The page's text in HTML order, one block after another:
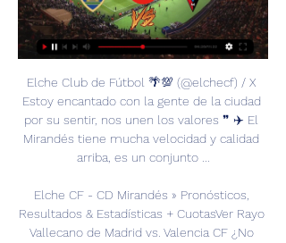
Elche Club de Fútbol 🌴💯 (@elchecf) / X
Estoy encantado con la gente de la ciudad
por su sentir, nos unen los valores ❞ ‍✈️ El
Mirandés tiene mucha velocidad y calidad
arriba, es un conjunto ...
Elche CF - CD Mirandés » Pronósticos,
Resultados & Estadísticas + CuotasVer Rayo
Vallecano de Madrid vs. Valencia CF ¿No